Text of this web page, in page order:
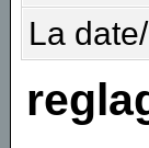
La